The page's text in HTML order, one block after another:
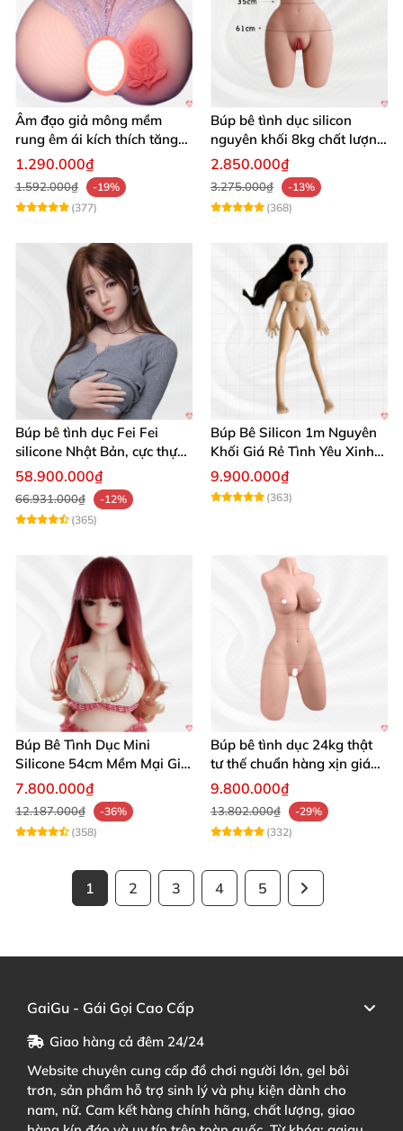
Âm đạo giả mông mềm
rung êm ái kích thích tăng
khoái cảm
1.290.000₫
1.592.000₫
-19%
(377)
Búp bê tình dục silicon
nguyên khối 8kg chất lượng
cao hấp dẫn
2.850.000₫
3.275.000₫
-13%
(368)
Búp bê tình dục Fei Fei
silicone Nhật Bản, cực thực,
giá tốt
58.900.000₫
66.931.000₫
-12%
(365)
Búp Bê Silicon 1m Nguyên
Khối Giá Rẻ Tình Yêu Xinh
Đẹp
9.900.000₫
(363)
Búp Bê Tình Dục Mini
Silicone 54cm Mềm Mại Giá
Tốt Tặng Quà
7.800.000₫
12.187.000₫
-36%
(358)
Búp bê tình dục 24kg thật
tư thế chuẩn hàng xịn giá
tốt
9.800.000₫
13.802.000₫
-29%
(332)
1 2 3 4 5
GaiGu - Gái Gọi Cao Cấp
Giao hàng cả đêm 24/24
Website chuyên cung cấp đồ chơi người lớn, gel bôi
trơn, sản phẩm hỗ trợ sinh lý và phụ kiện dành cho
nam, nữ. Cam kết hàng chính hãng, chất lượng, giao